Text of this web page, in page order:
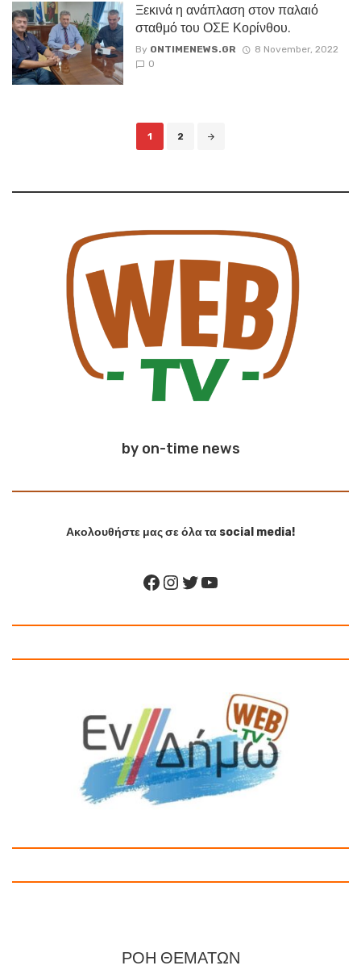
Ξεκινά η ανάπλαση στον παλαιό
σταθμό του ΟΣΕ Κορίνθου.
By ONTIMENEWS.GR
8 November, 2022
0
1 2
by on-time news
Ακολουθήστε μας σε όλα τα social media!
ΡΟΗ ΘΕΜΑΤΩΝ